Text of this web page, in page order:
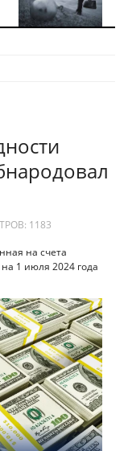
1183
на счета
1 июля 2024 года